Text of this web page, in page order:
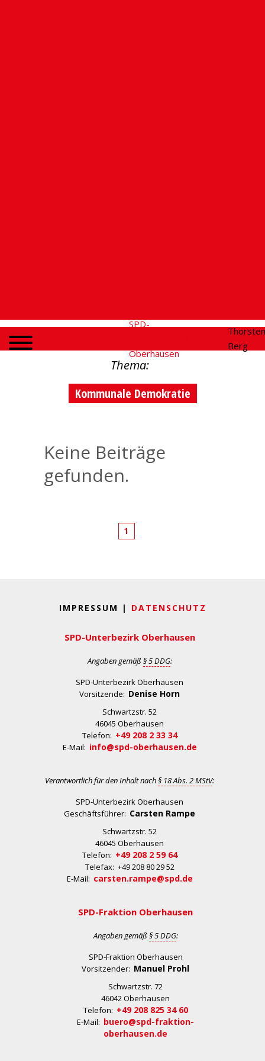
SPD-
Oberhausen
Thorsten
Berg
Thema:
Kommunale Demokratie
Keine Beiträge
gefunden.
1
IMPRESSUM | DATENSCHUTZ
SPD-Unterbezirk Oberhausen
Angaben gemäß § 5 DDG:
SPD-Unterbezirk Oberhausen
Vorsitzende: Denise Horn
Schwartzstr. 52
46045 Oberhausen
Telefon: +49 208 2 33 34
E-Mail: info@spd-oberhausen.de
Verantwortlich für den Inhalt nach§ 18 Abs. 2 MStV:
SPD-Unterbezirk Oberhausen
Geschäftsführer: Carsten Rampe
Schwartzstr. 52
46045 Oberhausen
Telefon: +49 208 2 59 64
Telefax: +49 208 80 29 52
E-Mail: carsten.rampe@spd.de
SPD-Fraktion Oberhausen
Angaben gemäß § 5 DDG:
SPD-Fraktion Oberhausen
Vorsitzender: Manuel Prohl
Schwartzstr. 72
46042 Oberhausen
Telefon: +49 208 825 34 60
E-Mail: buero@spd-fraktion-
oberhausen.de